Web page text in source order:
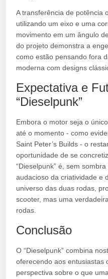
A transferência de potência
utilizando um eixo e uma
movimento em um ângulo
do projeto demonstra a
como estão pensando fora
moderna com designs
Expectativa e
“Dieselpunk”
Embora o motor seja o
até o momento - como
Saint Peter’s Builds - o
oportunidade de se
“Dieselpunk” é, sem
audacioso da criatividade e
universo das duas rodas,
scooter, mas uma
rodas.
Conclusão
O “Dieselpunk” combina
oferecendo aos entusiastas
perspectiva sobre o que